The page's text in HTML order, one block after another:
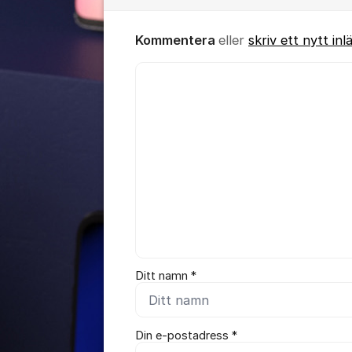
Kommentera eller skriv ett nytt
Ditt namn *
Din e-postadress *